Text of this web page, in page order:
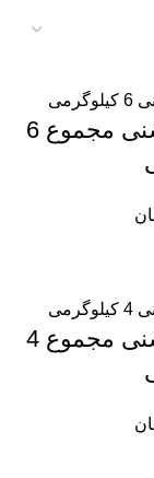
وزنه پا شنی مجموع 6
وزنه پا شنی مجموع 4